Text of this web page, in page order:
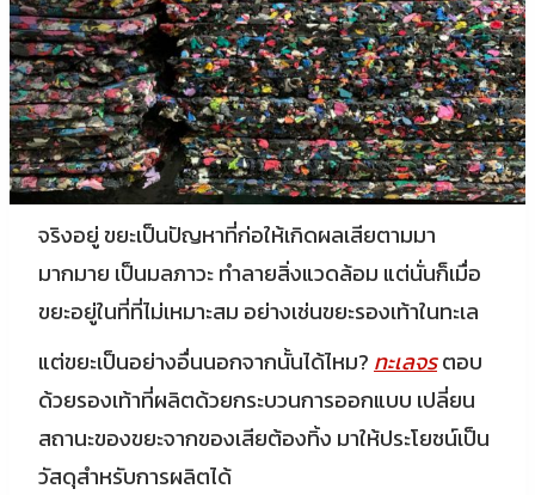
จริงอยู่ ขยะเป็นปัญหาที่ก่อให้เกิดผลเสียตามมา
มากมาย เป็นมลภาวะ ทำลายสิ่งแวดล้อม แต่นั่นก็เมื่อ
ขยะอยู่ในที่ที่ไม่เหมาะสม อย่างเช่นขยะรองเท้าในทะเล
แต่ขยะเป็นอย่างอื่นนอกจากนั้นได้ไหม? ทะเลจรตอบ
ด้วยรองเท้าที่ผลิตด้วยกระบวนการออกแบบ เปลี่ยน
สถานะของขยะจากของเสียต้องทิ้ง มาให้ประโยชน์เป็น
วัสดุสำหรับการผลิตได้